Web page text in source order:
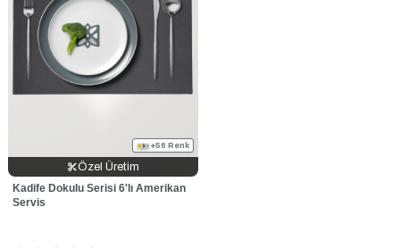
Özel Üretim
+56 Renk
Kadife Dokulu Serisi 6'lı Amerikan
Servis